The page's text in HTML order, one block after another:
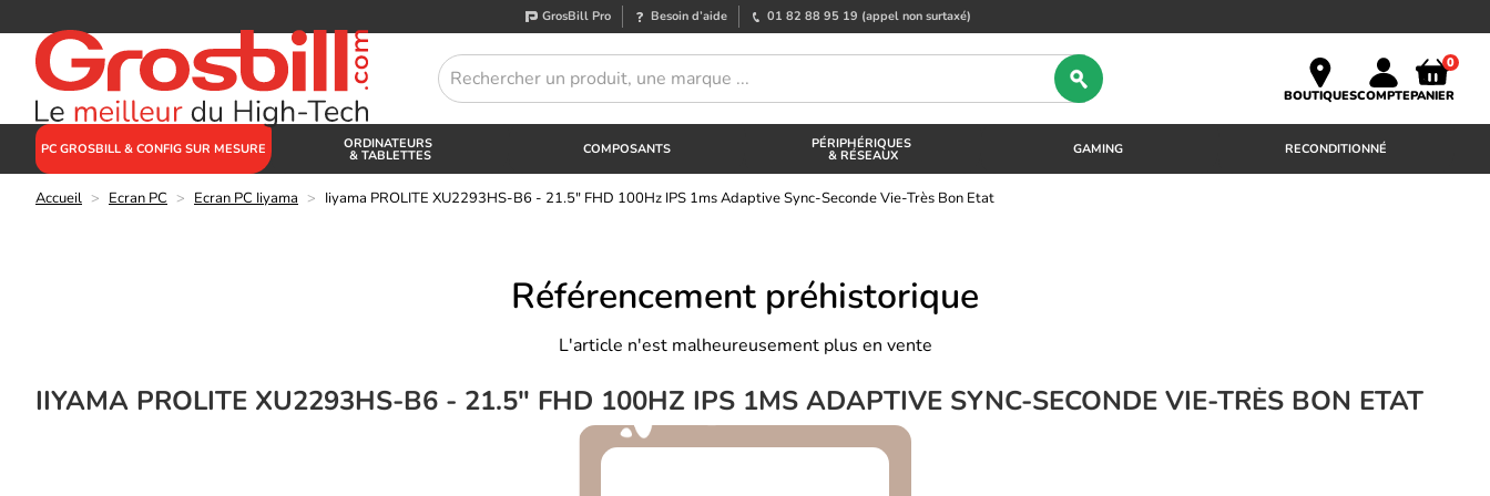
GrosBill Pro Besoin d’aide 01 82 88 95 19 (appel non surtaxé)
BOUTIQUESCOMPTE
0
PANIER
PC GROSBILL & CONFIG SUR MESURE ORDINATEURS
& TABLETTES COMPOSANTS PÉRIPHÉRIQUES
& RÉSEAUX GAMING RECONDITIONNÉ
Accueil > Ecran PC > Ecran PC Iiyama > Iiyama PROLITE XU2293HS-B6 - 21.5" FHD 100Hz IPS 1ms Adaptive Sync-Seconde Vie-Très Bon Etat
Référencement préhistorique
L'article n'est malheureusement plus en vente
IIYAMA PROLITE XU2293HS-B6 - 21.5" FHD 100HZ IPS 1MS ADAPTIVE SYNC-SECONDE VIE-TRÈS BON ETAT